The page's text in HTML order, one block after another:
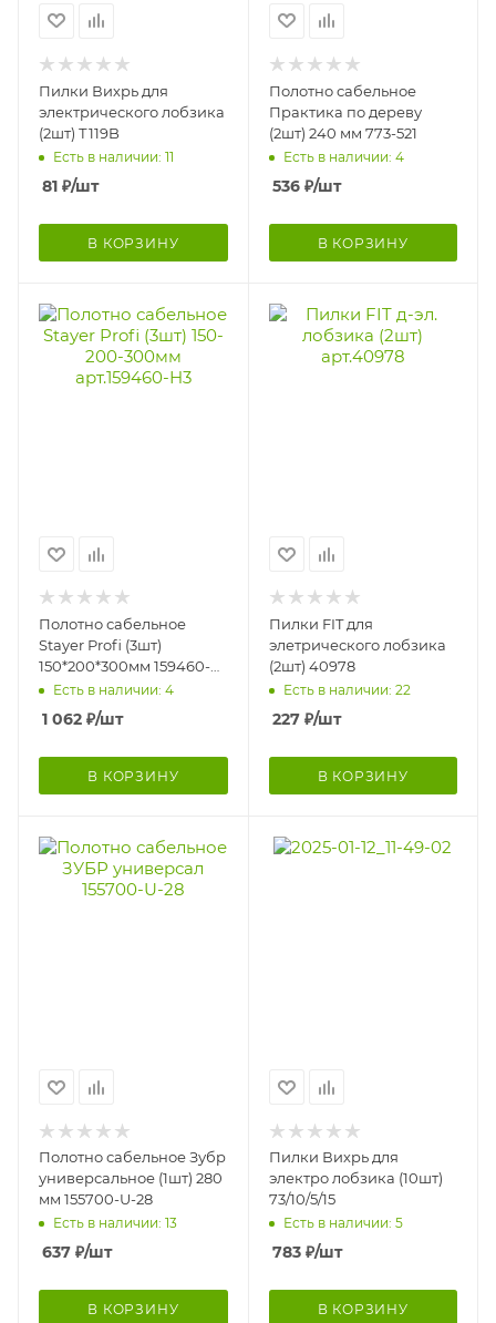
Пилки Вихрь для
электрического лобзика
(2шт) Т119B
Есть в наличии: 11
81 ₽/шт
В КОРЗИНУ
Полотно сабельное
Практика по дереву
(2шт) 240 мм 773-521
Есть в наличии: 4
536₽/шт
В КОРЗИНУ
Полотно сабельное
Stayer Profi (3шт)
150*200*300мм 159460-
H3Есть в наличии: 4
1 062 ₽/шт
В КОРЗИНУ
Пилки FIT для
элетрического лобзика
(2шт) 40978
Есть в наличии: 22
227₽/шт
В КОРЗИНУ
Полотно сабельное Зубр
универсальное (1шт) 280
мм 155700-U-28
Есть в наличии: 13
637 ₽/шт
В КОРЗИНУ
Пилки Вихрь для
электро лобзика (10шт)
73/10/5/15
Есть в наличии: 5
783₽/шт
В КОРЗИНУ